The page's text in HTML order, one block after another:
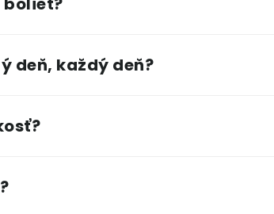
deň, každý deň?